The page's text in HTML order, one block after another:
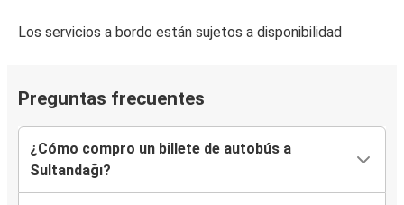
Los servicios a bordo están sujetos a disponibilidad
Preguntas frecuentes
¿Cómo compro un billete de autobús a
Sultandağı?